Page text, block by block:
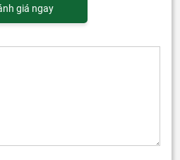
giá ngay